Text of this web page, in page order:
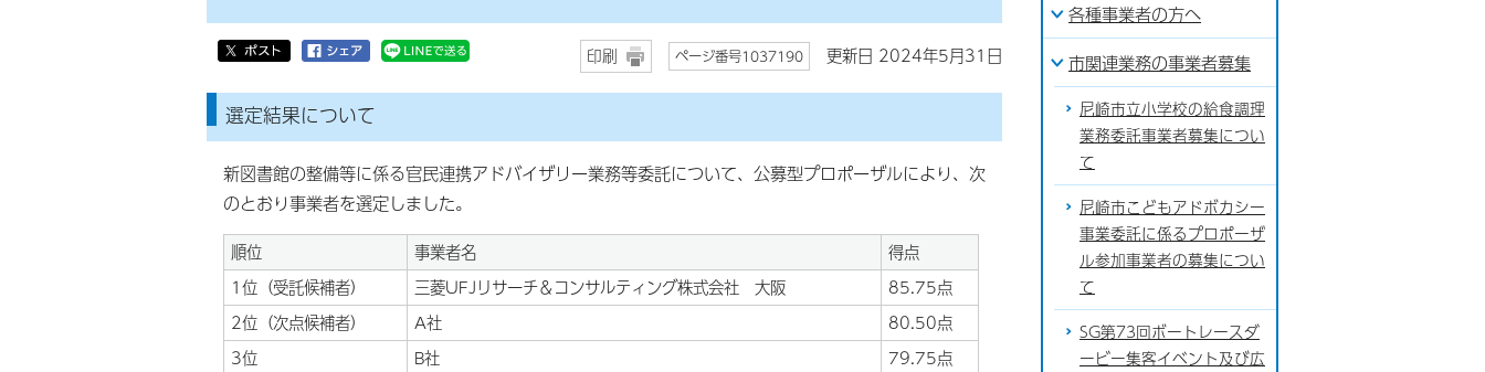
印刷 ページ番号1037190 更新日 2024年5月31日
選定結果について
新図書館の整備等に係る官民連携アドバイザリー業務等委託について、公募型プロポーザルにより、次
のとおり事業者を選定しました。
順位 事業者名
得点
1位（受託候補者）
三菱UFJリサーチ＆コンサルティング株式会社 大阪
85.75点
2位（次点候補者）
A社
80.50点
3位
B社
79.75点
各種事業者の方へ
市関連業務の事業者募集
尼崎市立小学校の給食調理
業務委託事業者募集につい
て
尼崎市こどもアドボカシー
事業委託に係るプロポーザ
ル参加事業者の募集につい
て
SG第73回ボートレースダ
ービー集客イベント及び広